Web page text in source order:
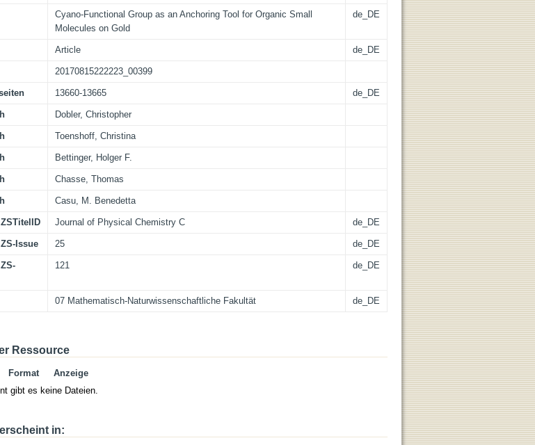
Cyano-Functional Group as an Anchoring Tool for Organic Small
Molecules on Gold
de_DE
Article de_DE
20170815222223_00399
13660-13665 de_DE
Dobler, Christopher
Toenshoff, Christina
Bettinger, Holger F.
Chasse, Thomas
Casu, M. Benedetta
Journal of Physical Chemistry C de_DE
Issue 25 de_DE
121 de_DE
07 Mathematisch-Naturwissenschaftliche Fakultät de_DE
Ressource
Format
Anzeige
gibt es keine Dateien.
in: